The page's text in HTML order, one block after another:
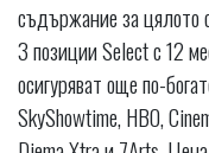
съдържание за цялото
3 позиции Select с 12
осигуряват още по-
SkyShowtime, HBO,